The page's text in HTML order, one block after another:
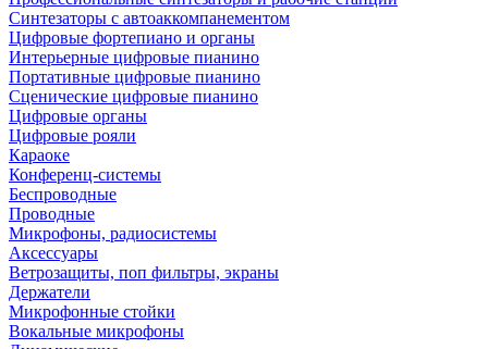
Синтезаторы с автоаккомпанементом
Цифровые фортепиано и органы
Интерьерные цифровые пианино
Портативные цифровые пианино
Сценические цифровые пианино
Цифровые органы
Цифровые рояли
Караоке
Конференц-системы
Беспроводные
Проводные
Микрофоны, радиосистемы
Аксессуары
Ветрозащиты, поп фильтры, экраны
Держатели
Микрофонные стойки
Вокальные микрофоны